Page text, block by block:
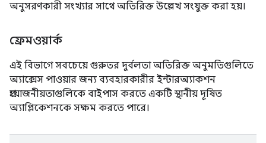
অনুসরণকারী সংখ্যার সাথে অতিরিক্ত উল্লেখ সংযুক্ত করা হয়।
ফ্রেমওয়ার্ক
এই বিভাগে সবচেয়ে গুরুতর দুর্বলতা অতিরিক্ত অনুমতিগুলিতে
অ্যাক্সেস পাওয়ার জন্য ব্যবহারকারীর ইন্টারঅ্যাকশন
প্রয়োজনীয়তাগুলিকে বাইপাস করতে একটি স্থানীয় দূষিত
অ্যাপ্লিকেশনকে সক্ষম করতে পারে।